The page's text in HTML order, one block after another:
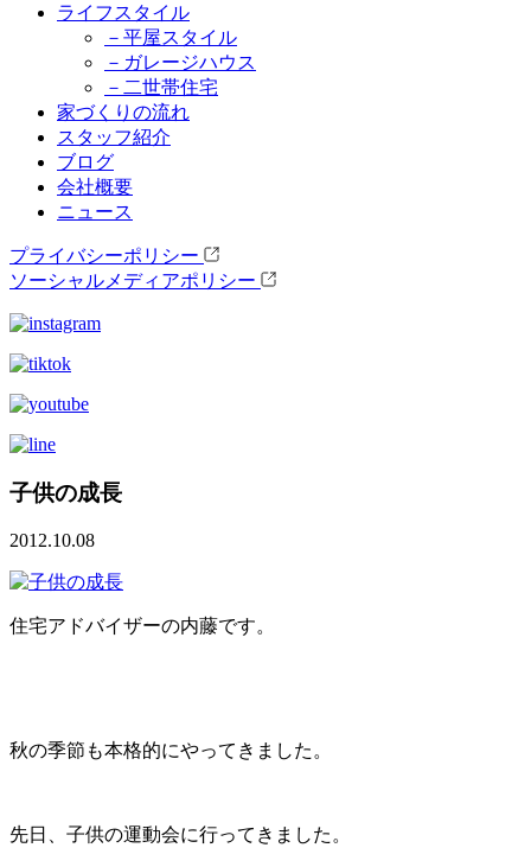
ライフスタイル
－平屋スタイル
－ガレージハウス
－二世帯住宅
家づくりの流れ
スタッフ紹介
ブログ
会社概要
ニュース
プライバシーポリシー
ソーシャルメディアポリシー
子供の成長
2012.10.08
住宅アドバイザーの内藤です。
秋の季節も本格的にやってきました。
先日、子供の運動会に行ってきました。